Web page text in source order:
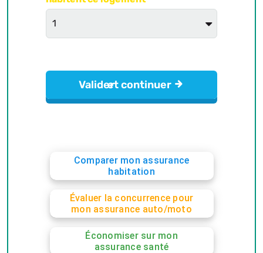
Comparer mon assurance
habitation
Évaluer la concurrence pour
mon assurance auto/moto
Économiser sur mon
assurance santé